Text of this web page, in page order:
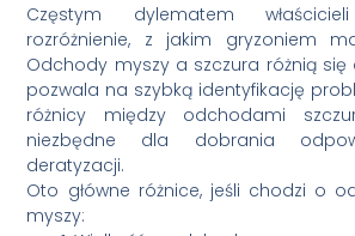
Częstym dylematem
rozróżnienie, z jakim gryzoniem
Odchody myszy a szczura różnią się
pozwala na szybką identyfikację
różnicy między odchodami
niezbędne dla dobrania
deratyzacji.
Oto główne różnice, jeśli chodzi o
myszy: